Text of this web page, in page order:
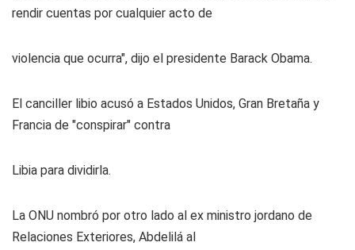
rendir cuentas por cualquier acto de
violencia que ocurra", dijo el presidente Barack Obama.
El canciller libio acusó a Estados Unidos, Gran Bretaña y
Francia de "conspirar" contra
Libia para dividirla.
La ONU nombró por otro lado al ex ministro jordano de
Relaciones Exteriores, Abdelilá al